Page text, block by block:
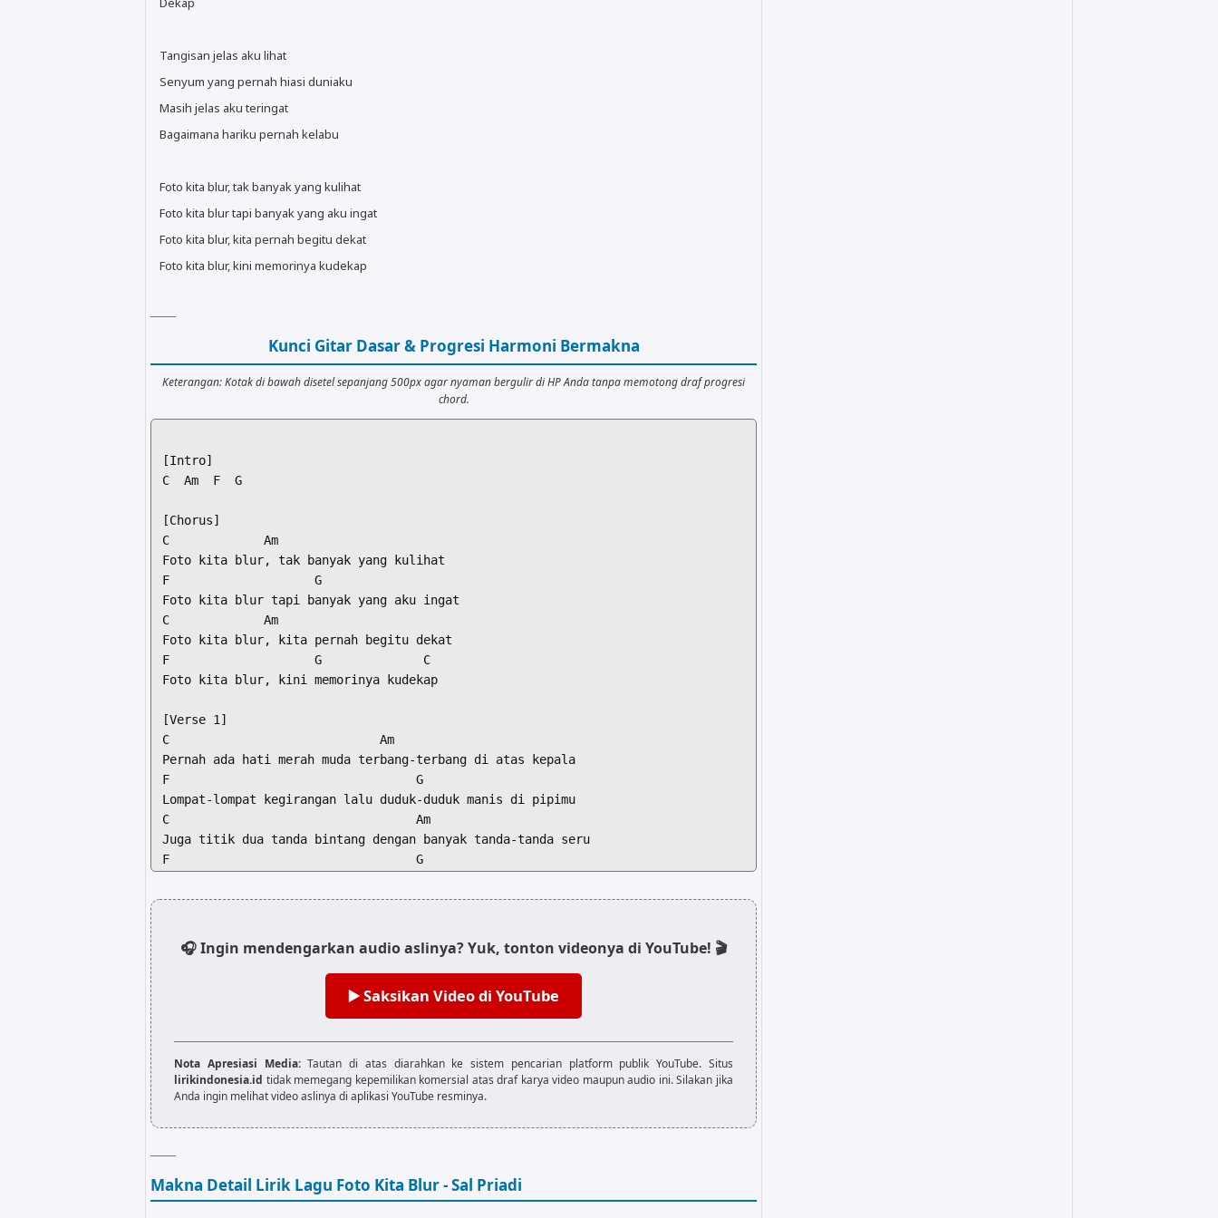
Tangisan jelas aku lihat
Senyum yang pernah hiasi duniaku
Masih jelas aku teringat
Bagaimana hariku pernah kelabu
Foto kita blur, tak banyak yang kulihat
Foto kita blur tapi banyak yang aku ingat
Foto kita blur, kita pernah begitu dekat
Foto kita blur, kini memorinya kudekap
Kunci Gitar Dasar & Progresi Harmoni Bermakna
Keterangan: Kotak di bawah disetel sepanjang 500px agar nyaman bergulir di HP Anda tanpa memotong draf progresi
chord.
[Intro]
C  Am  F  G
[Chorus]
C             Am
Foto kita blur, tak banyak yang kulihat
F                    G
Foto kita blur tapi banyak yang aku ingat
C             Am
Foto kita blur, kita pernah begitu dekat
F                    G              C
Foto kita blur, kini memorinya kudekap
[Verse 1]
C                             Am
Pernah ada hati merah muda terbang-terbang di atas kepala
F                                  G
Lompat-lompat kegirangan lalu duduk-duduk manis di pipimu
C                                  Am
Juga titik dua tanda bintang dengan banyak tanda-tanda seru
F                                  G
C                                     Am
Memilih nama panggilan mesra, kamu blueberry dan aku pastry
F                                     G
Nama depanmu, nama belakangku jadi nama toko roti
C                                     Am
Kututup dengan satu trik sulap, kau bisa hilang secepat kilat
F                                     G
Ingin aku tepuk tangan tapi belum juga melihatmu kembali
Foto kita blur, tak banyak yang kulihat
F                    G
Foto kita blur tapi banyak yang aku ingat
🎧 Ingin mendengarkan audio aslinya? Yuk, tonton videonya di YouTube! 🎬
▶️ Saksikan Video di YouTube
Nota Apresiasi Media:Tautan di atas diarahkan ke sistem pencarian platform publik YouTube. Situs
lirikindonesia.id tidak memegang kepemilikan komersial atas draf karya video maupun audio ini. Silakan jika
Anda ingin melihat video aslinya di aplikasi YouTube resminya.
Makna Detail Lirik Lagu Foto Kita Blur - Sal Priadi